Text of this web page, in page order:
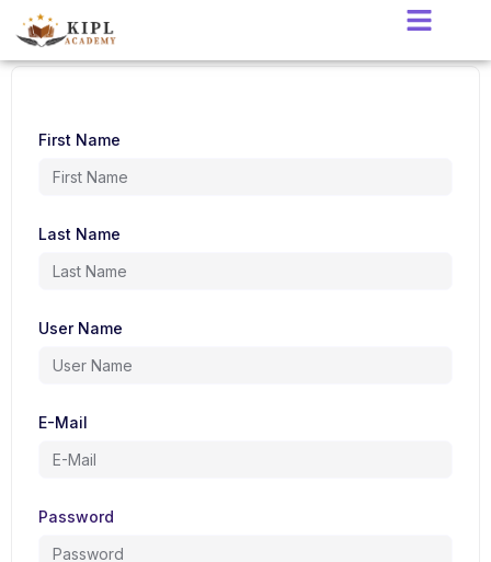
First Name
Last Name
User Name
E-Mail
Password